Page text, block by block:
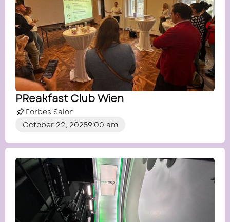
PReakfast Club Wien
Forbes Salon
October 22, 20259:00 am